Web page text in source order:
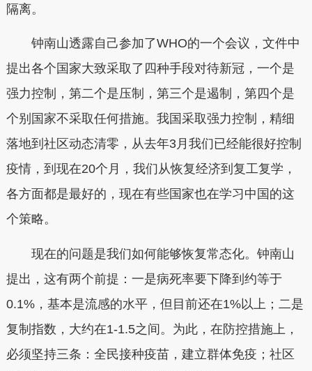
隔离。
钟南山透露自己参加了WHO的一个会议，文件中
提出各个国家大致采取了四种手段对待新冠，一个是
强力控制，第二个是压制，第三个是遏制，第四个是
个别国家不采取任何措施。我国采取强力控制，精细
落地到社区动态清零，从去年3月我们已经能很好控制
疫情，到现在20个月，我们从恢复经济到复工复学，
各方面都是最好的，现在有些国家也在学习中国的这
个策略。
现在的问题是我们如何能够恢复常态化。钟南山
提出，这有两个前提：一是病死率要下降到约等于
0.1%，基本是流感的水平，但目前还在1%以上；二是
复制指数，大约在1-1.5之间。为此，在防控措施上，
必须坚持三条：全民接种疫苗，建立群体免疫；社区